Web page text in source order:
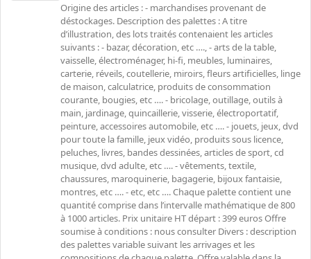
Origine des articles : - marchandises provenant de
déstockages. Description des palettes : A titre
d’illustration, des lots traités contenaient les articles
suivants : - bazar, décoration, etc …., - arts de la table,
vaisselle, électroménager, hi-fi, meubles, luminaires,
carterie, réveils, coutellerie, miroirs, fleurs artificielles, linge
de maison, calculatrice, produits de consommation
courante, bougies, etc …. - bricolage, outillage, outils à
main, jardinage, quincaillerie, visserie, électroportatif,
peinture, accessoires automobile, etc …. - jouets, jeux, dvd
pour toute la famille, jeux vidéo, produits sous licence,
peluches, livres, bandes dessinées, articles de sport, cd
musique, dvd adulte, etc …. - vêtements, textile,
chaussures, maroquinerie, bagagerie, bijoux fantaisie,
montres, etc …. - etc, etc …. Chaque palette contient une
quantité comprise dans l’intervalle mathématique de 800
à 1000 articles. Prix unitaire HT départ : 399 euros Offre
soumise à conditions : nous consulter Divers : description
des palettes variable suivant les arrivages et les